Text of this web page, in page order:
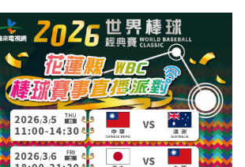
台中市
彰化縣
高雄市
國外報導
台東縣